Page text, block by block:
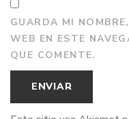
GUARDA MI
WEB EN ESTE
QUE COMENTE.